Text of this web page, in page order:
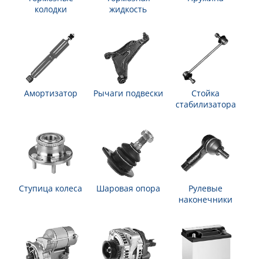
колодки
жидкость
Амортизатор Рычаги подвески
Стойка
стабилизатора
Ступица колеса Шаровая опора
Рулевые
наконечники